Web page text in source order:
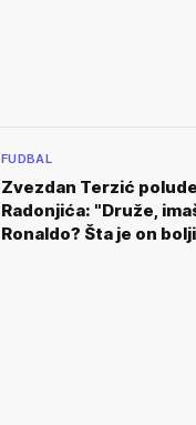
FUDBAL
Zvezdan Terzić
Radonjića: "Druže,
Ronaldo? Šta je on